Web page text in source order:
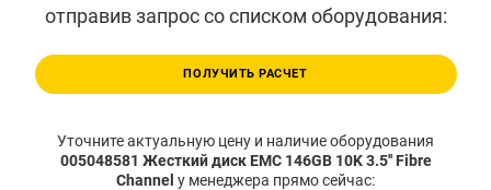
отправив запрос со списком оборудования:
ПОЛУЧИТЬ РАСЧЕТ
Уточните актуальную цену и наличие оборудования
005048581 Жесткий диск EMC 146GB 10K 3.5'' Fibre
Channel у менеджера прямо сейчас: